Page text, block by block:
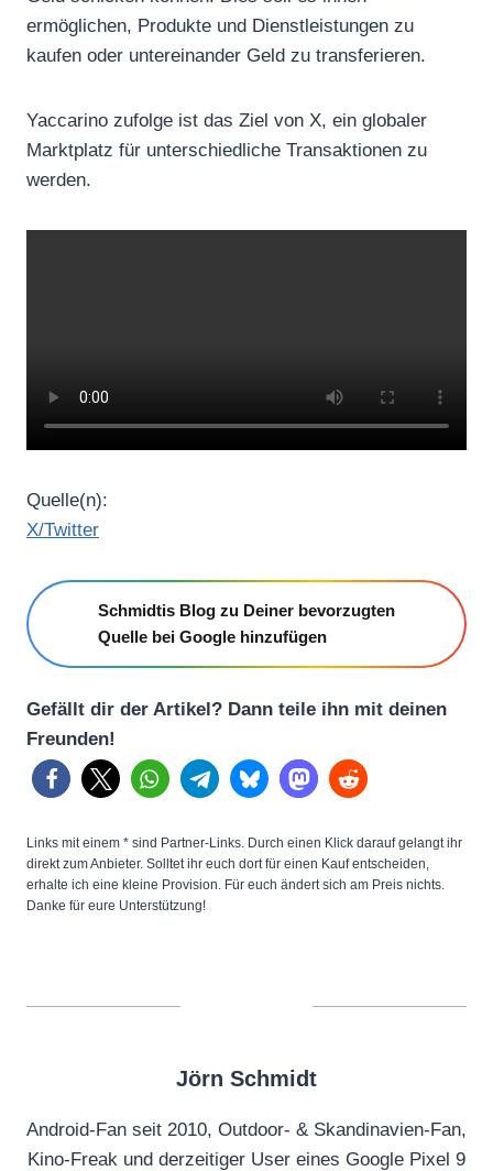
ermöglichen, Produkte und Dienstleistungen zu
kaufen oder untereinander Geld zu transferieren.
Yaccarino zufolge ist das Ziel von X, ein globaler
Marktplatz für unterschiedliche Transaktionen zu
werden.
Quelle(n):
X/Twitter
Schmidtis Blog zu Deiner bevorzugten
Quelle bei Google hinzufügen
Gefällt dir der Artikel? Dann teile ihn mit deinen
Freunden!
Links mit einem * sind Partner-Links. Durch einen Klick darauf gelangt ihr
direkt zum Anbieter. Solltet ihr euch dort für einen Kauf entscheiden,
erhalte ich eine kleine Provision. Für euch ändert sich am Preis nichts.
Danke für eure Unterstützung!
Jörn Schmidt
Android-Fan seit 2010, Outdoor- & Skandinavien-Fan,
Kino-Freak und derzeitiger User eines Google Pixel 9